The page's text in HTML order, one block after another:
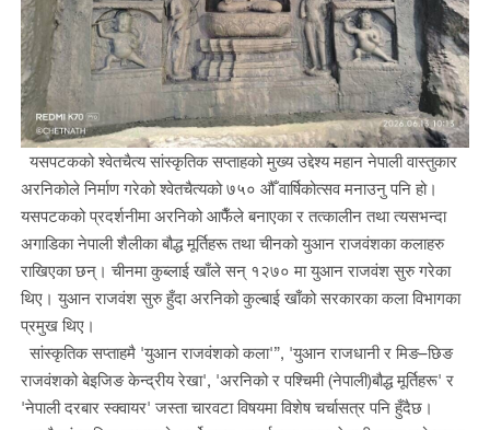
यसपटकको श्वेतचैत्य सांस्कृतिक सप्ताहको मुख्य उद्देश्य महान नेपाली वास्तुकार
अरनिकोले निर्माण गरेको श्वेतचैत्यको ७५० औँ वार्षिकोत्सव मनाउनु पनि हो।
यसपटकको प्रदर्शनीमा अरनिको आफैँले बनाएका र तत्कालीन तथा त्यसभन्दा
अगाडिका नेपाली शैलीका बौद्ध मूर्तिहरू तथा चीनको युआन राजवंशका कलाहरु
राखिएका छन्। चीनमा कुब्लाई खाँले सन् १२७० मा युआन राजवंश सुरु गरेका
थिए। युआन राजवंश सुरु हुँदा अरनिको कुल्बाई खाँको सरकारका कला विभागका
प्रमुख थिए।
सांस्कृतिक सप्ताहमै 'युआन राजवंशको कला'”, 'युआन राजधानी र मिङ–छिङ
राजवंशको बेइजिङ केन्द्रीय रेखा', 'अरनिको र पश्चिमी (नेपाली)बौद्ध मूर्तिहरू' र
'नेपाली दरबार स्क्वायर' जस्ता चारवटा विषयमा विशेष चर्चासत्र पनि हुँदैछ।